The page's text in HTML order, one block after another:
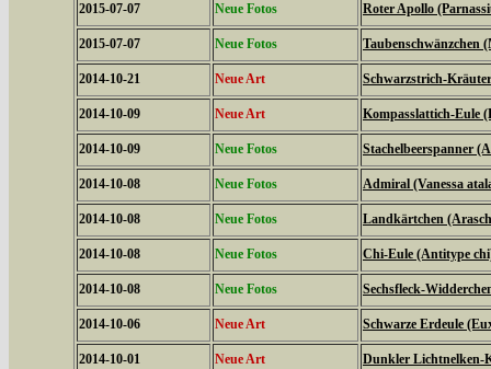
2015-07-07 Neue Fotos Roter Apollo
2015-07-07 Neue Fotos Taubenschwänzchen
2014-10-21 Neue Art Schwarzstrich-
2014-10-09 Neue Art Kompasslattich-Eule
2014-10-09 Neue Fotos Stachelbeerspanner
2014-10-08 Neue Fotos Admiral (Vanessa
2014-10-08 Neue Fotos Landkärtchen
2014-10-08 Neue Fotos Chi-Eule (Antitype
2014-10-08 Neue Fotos Sechsfleck-
2014-10-06 Neue Art Schwarze Erdeule
2014-10-01 Neue Art Dunkler Lichtnelken-